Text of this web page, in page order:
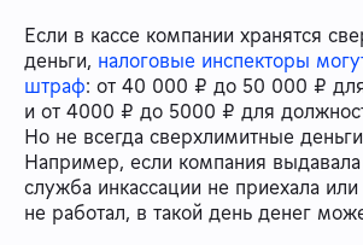
Если в кассе компании хранятся
деньги, налоговые инспекторы
штраф: от 40 000 ₽ до 50 000 ₽
и от 4000 ₽ до 5000 ₽ для
Но не всегда сверхлимитные
Например, если компания выдавала
служба инкассации не приехала
не работал, в такой день денег